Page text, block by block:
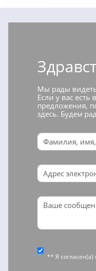
Мы рады
Если у вас есть
предложения,
здесь. Будем
** Я